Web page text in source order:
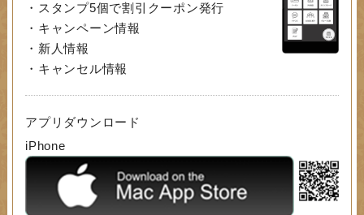
・スタンプ5個で割引クーポン発行
・キャンペーン情報
・新人情報
・キャンセル情報
アプリダウンロード
iPhone